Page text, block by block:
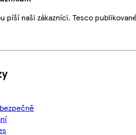
píší naši zákazníci. Tesco